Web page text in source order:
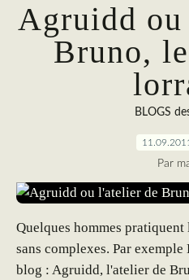
Agruidd
Bruno,
BLOGS
Par
Quelques hommes
sans complexes. Par
blog : Agruidd, l'atelier de